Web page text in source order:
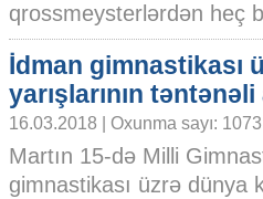
qrossmeysterlərdən heç
İdman gimnastikası
yarışlarının
16.03.2018 | Oxunma sayı: 1073
Martın 15-də Milli
gimnastikası üzrə dünya